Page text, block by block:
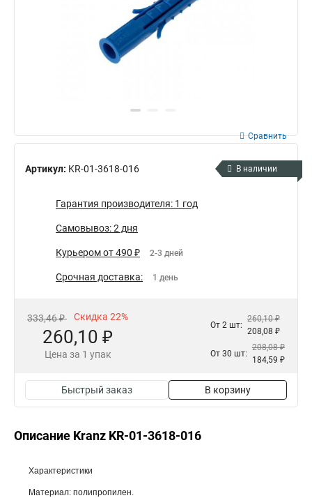
Артикул: KR-01-3618-016
Сравнить
В наличии
Гарантия производителя: 1 год
Самовывоз: 2 дня
Курьером от 490 ₽ 2-3 дней
Срочная доставка: 1 день
333,46 ₽ Скидка 22%
260,10 ₽
Цена за 1 упак
От 2 шт:
260,10 ₽
208,08 ₽
От 30 шт:
208,08 ₽
184,59 ₽
Быстрый заказ В корзину
Описание Kranz KR-01-3618-016
Характеристики
Материал: полипропилен.